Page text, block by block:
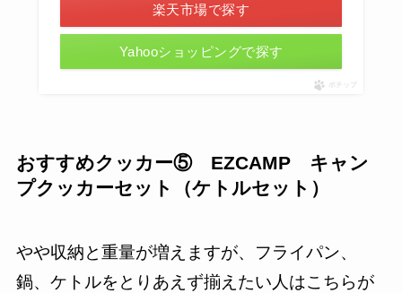
楽天市場で探す
Yahooショッピングで探す
ポチップ
おすすめクッカー⑤ EZCAMP キャン
プクッカーセット（ケトルセット）
やや収納と重量が増えますが、フライパン、
鍋、ケトルをとりあえず揃えたい人はこちらが